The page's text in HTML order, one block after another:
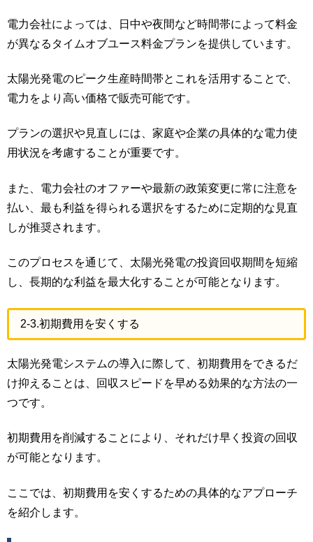
電力会社によっては、日中や夜間など時間帯によって料金
が異なるタイムオブユース料金プランを提供しています。
太陽光発電のピーク生産時間帯とこれを活用することで、
電力をより高い価格で販売可能です。
プランの選択や見直しには、家庭や企業の具体的な電力使
用状況を考慮することが重要です。
また、電力会社のオファーや最新の政策変更に常に注意を
払い、最も利益を得られる選択をするために定期的な見直
しが推奨されます。
このプロセスを通じて、太陽光発電の投資回収期間を短縮
し、長期的な利益を最大化することが可能となります。
2-3.初期費用を安くする
太陽光発電システムの導入に際して、初期費用をできるだ
け抑えることは、回収スピードを早める効果的な方法の一
つです。
初期費用を削減することにより、それだけ早く投資の回収
が可能となります。
ここでは、初期費用を安くするための具体的なアプローチ
を紹介します。